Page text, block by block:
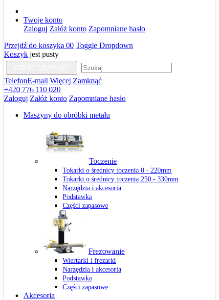
Twoje konto
Zaloguj Załóż konto Zapomniane hasło
Przejdź do koszyka 00 Toggle Dropdown
Koszyk jest pusty
TelefonE-mail Więcej Zamknąć
+420 776 110 020
Zaloguj Załóż konto Zapomniane hasło
Maszyny do obróbki metalu
Toczenie
Tokarki o średnicy toczenia 0 - 220mm
Tokarki o średnicy toczenia 250 - 330mm
Narzędzia i akcesoria
Podstawka
Części zapasowe
Frezowanie
Wiertarki i frezarki
Narzędzia i akcesoria
Podstawka
Części zapasowe
Akcesoria